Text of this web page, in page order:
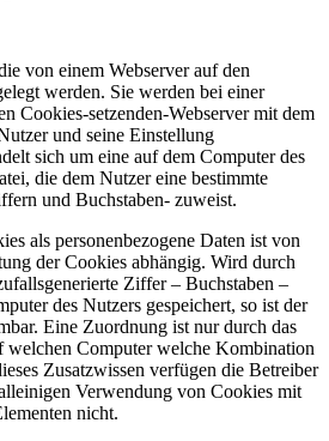
von einem Webserver auf den
werden. Sie werden bei einer
Cookies-setzenden-Webserver mit dem
und seine Einstellung
sich um eine auf dem Computer des
die dem Nutzer eine bestimmte
und Buchstaben- zuweist.
als personenbezogene Daten ist von
der Cookies abhängig. Wird durch
Ziffer – Buchstaben –
des Nutzers gespeichert, so ist der
Eine Zuordnung ist nur durch das
welchen Computer welche Kombination
Zusatzwissen verfügen die Betreiber
Verwendung von Cookies mit
nicht.